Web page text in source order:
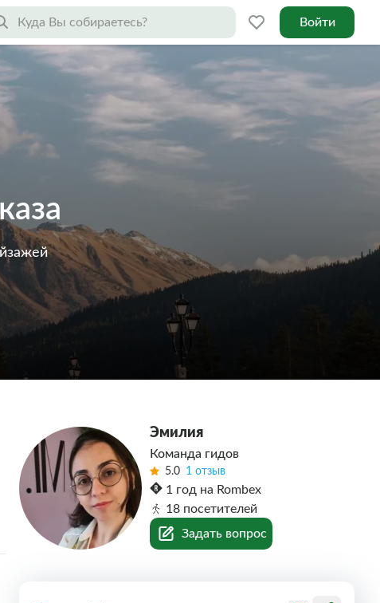
Войти
Эмилия
Команда гидов
5.0 1 отзыв
1 год на Rombex
18 посетителей
Задать вопрос